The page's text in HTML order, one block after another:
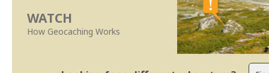
WATCH
How Geocaching Works